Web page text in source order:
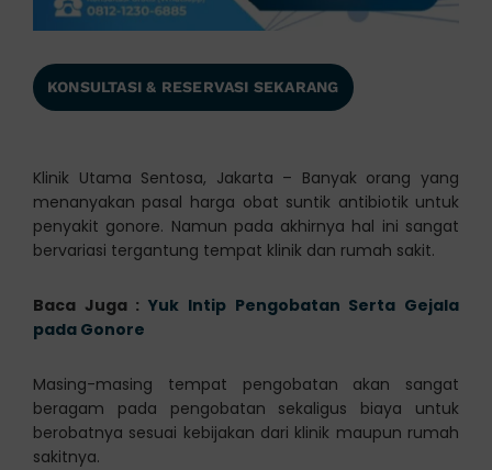
KONSULTASI & RESERVASI SEKARANG
Klinik Utama Sentosa, Jakarta – Banyak orang yang
menanyakan pasal harga obat suntik antibiotik untuk
penyakit gonore. Namun pada akhirnya hal ini sangat
bervariasi tergantung tempat klinik dan rumah sakit.
Baca Juga :Yuk Intip Pengobatan Serta Gejala
pada Gonore
Masing-masing tempat pengobatan akan sangat
beragam pada pengobatan sekaligus biaya untuk
berobatnya sesuai kebijakan dari klinik maupun rumah
sakitnya.